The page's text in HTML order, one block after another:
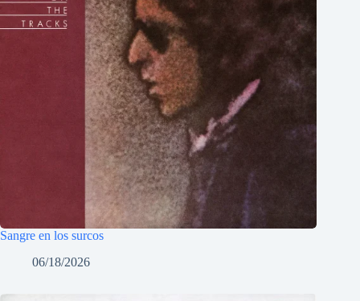
Sangre en los surcos
06/18/2026